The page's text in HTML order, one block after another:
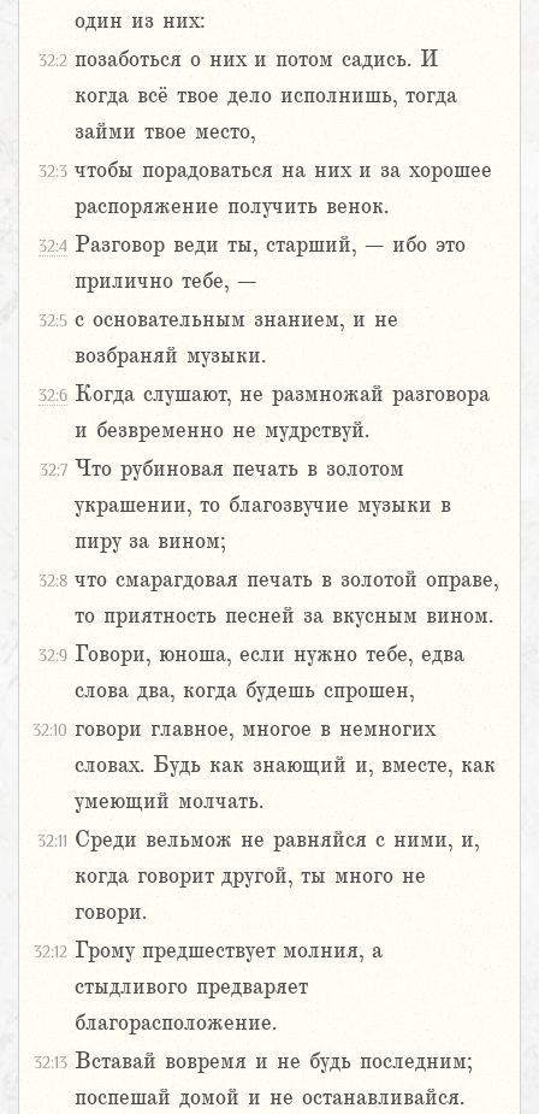
один из них:
32:2 позаботься о них и потом садись. И
когда всё твое дело исполнишь, тогда
займи твое место,
32:3 чтобы порадоваться на них и за хорошее
распоряжение получить венок.
32:4 Разговор веди ты, старший, – ибо это
прилично тебе, –
32:5 с основательным знанием, и не
возбраняй музыки.
32:6 Когда слушают, не размножай разговора
и безвременно не мудрствуй.
32:7 Что рубиновая печать в золотом
украшении, то благозвучие музыки в
пиру за вином;
32:8 что смарагдовая печать в золотой оправе,
то приятность песней за вкусным вином.
32:9 Говори, юноша, если нужно тебе, едва
слова два, когда будешь спрошен,
32:10 говори главное, многое в немногих
словах. Будь как знающий и, вместе, как
умеющий молчать.
32:11 Среди вельмож не равняйся с ними, и,
когда говорит другой, ты много не
говори.
32:12 Грому предшествует молния, а
стыдливого предваряет
благорасположение.
32:13 Вставай вовремя и не будь последним;
поспешай домой и не останавливайся.